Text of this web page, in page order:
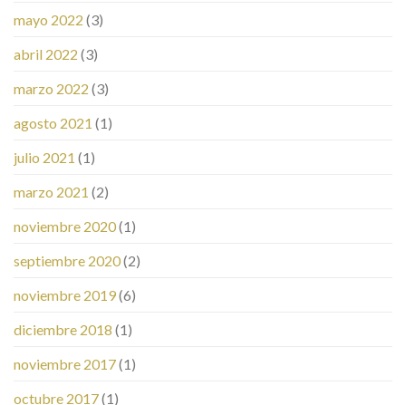
mayo 2022 (3)
abril 2022 (3)
marzo 2022 (3)
agosto 2021 (1)
julio 2021 (1)
marzo 2021 (2)
noviembre 2020(1)
septiembre 2020(2)
noviembre 2019(6)
diciembre 2018 (1)
noviembre 2017(1)
octubre 2017(1)